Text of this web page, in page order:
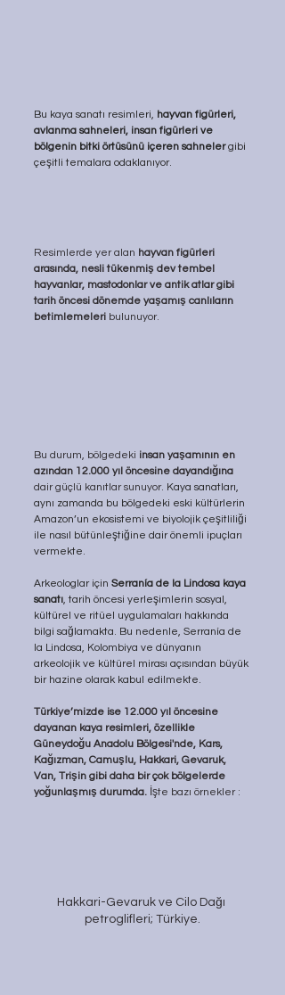
Bu kaya sanatı resimleri, hayvan figürleri,
avlanma sahneleri, insan figürleri ve
bölgenin bitki örtüsünü içeren sahneler gibi
çeşitli temalara odaklanıyor.
Resimlerde yer alan hayvan figürleri
arasında, nesli tükenmiş dev tembel
hayvanlar, mastodonlar ve antik atlar gibi
tarih öncesi dönemde yaşamış canlıların
betimlemeleri bulunuyor.
Bu durum, bölgedeki insan yaşamının en
azından 12.000 yıl öncesine dayandığına
dair güçlü kanıtlar sunuyor. Kaya sanatları,
aynı zamanda bu bölgedeki eski kültürlerin
Amazon’un ekosistemi ve biyolojik çeşitliliği
ile nasıl bütünleştiğine dair önemli ipuçları
vermekte.
Arkeologlar için Serranía de la Lindosa kaya
sanatı, tarih öncesi yerleşimlerin sosyal,
kültürel ve ritüel uygulamaları hakkında
bilgi sağlamakta. Bu nedenle, Serranía de
la Lindosa, Kolombiya ve dünyanın
arkeolojik ve kültürel mirası açısından büyük
bir hazine olarak kabul edilmekte.
Türkiye’mizde ise 12.000 yıl öncesine
dayanan kaya resimleri, özellikle
Güneydoğu Anadolu Bölgesi'nde, Kars,
Kağızman, Camuşlu, Hakkari, Gevaruk,
Van, Trişin gibi daha bir çok bölgelerde
yoğunlaşmış durumda. İşte bazı örnekler :
Hakkari-Gevaruk ve Cilo Dağı
petroglifleri; Türkiye.